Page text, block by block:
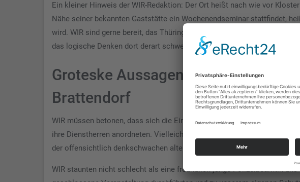
Ein kleiner Hinweis der WIR-Redaktion: Der Ort heißt nach wie vor
Nähe seiner bekannten Gaststätte ein Wochenendseminar stattfindet,
wird. WIR sind gerne bereit, das Thüringer Innenministerium gegen eine
das logische Denken dort derart schwerfällt.
Groteske Aussagen der
Brattendorf
WIR müssen betonen, dass sich die Einsatzkräfte vor Ort tadellos
ihre Dienstherren anordneten. Vielleicht sollte man aber ob derartiger
der offensichtlich denkschwachen alten Herren, die Stunde des
WIR staunten nicht schlecht als eine freundlich junge Polizeibeamtin